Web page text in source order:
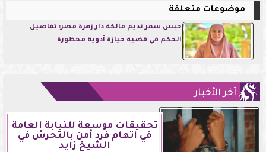
موضوعات متعلقة
حبس سمر نديم مالكة دار زهرة مصر: تفاصيل
الحكم في قضية حيازة أدوية محظورة
آخر الأخبار
تحقيقات موسعة للنيابة العامة
في اتهام فرد أمن بالتحرش في
الشيخ زايد